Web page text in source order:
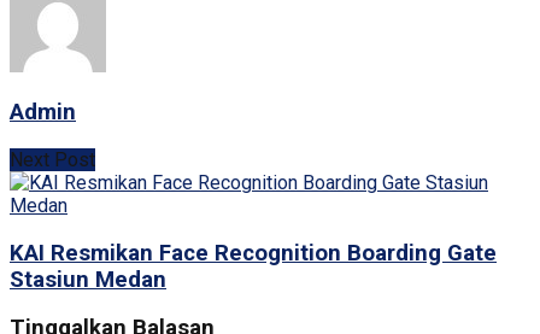
Admin
Next Post
KAI Resmikan Face Recognition Boarding Gate
Stasiun Medan
Tinggalkan Balasan